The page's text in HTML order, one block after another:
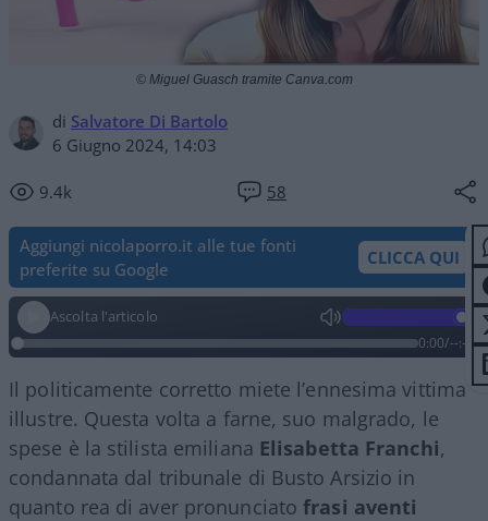
di Salvatore Di Bartolo
6 Giugno 2024, 14:03
9.4k 58
© Miguel Guasch tramite Canva.com
Aggiungi nicolaporro.it alle tue fonti
preferite su Google
CLICCA QUI
Ascolta l'articolo
0:00/--:--
Il politicamente corretto miete l’ennesima vittima
illustre. Questa volta a farne, suo malgrado, le
spese è la stilista emiliana Elisabetta Franchi,
condannata dal tribunale di Busto Arsizio in
quanto rea di aver pronunciatofrasi aventi